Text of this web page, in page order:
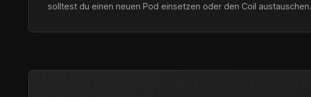
solltest du einen neuen Pod einsetzen oder den Coil austauschen.